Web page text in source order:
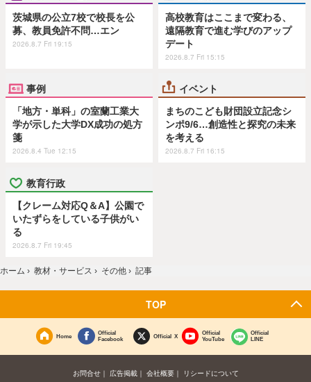
茨城県の公立7校で校長を公
募、教員免許不問…エン
2026.8.7 Fri 19:15
高校教育はここまで変わる、
遠隔教育で進む学びのアップ
デート
2026.8.7 Fri 15:15
事例
「地方・単科」の室蘭工業大
学が示した大学DX成功の処方
箋
2026.8.4 Tue 12:15
イベント
まちのこども財団設立記念シ
ンポ9/6…創造性と探究の未来
を考える
2026.8.7 Fri 16:15
教育行政
【クレーム対応Q＆A】公園で
いたずらをしている子供がい
る
2026.8.7 Fri 19:45
ホーム › 教材・サービス › その他 › 記事
TOP
Home
Official
Facebook
Official X
Official
YouTube
Official
LINE
お問合せ 広告掲載 会社概要 リシードについて